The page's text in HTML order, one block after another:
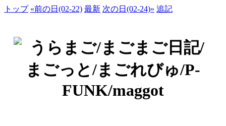
トップ «前の日(02-22) 最新 次の日(02-24)» 追記